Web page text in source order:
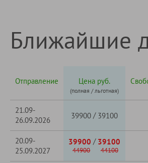
Ближайшие
Отправление Цена руб.
(полная / льготная)
21.09-
26.09.2026
39900 / 39100
20.09-
25.09.2027
39900 / 39100
44900 44100